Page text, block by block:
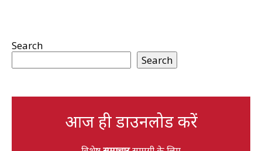
Search
Search
आज ही डाउनलोड करें